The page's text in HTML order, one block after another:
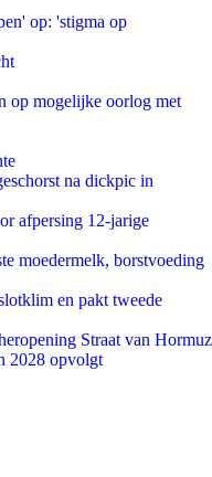
op: 'stigma op
op mogelijke oorlog met
na dickpic in
afpersing 12-jarige
moedermelk, borstvoeding
en pakt tweede
Straat van Hormuz
2028 opvolgt